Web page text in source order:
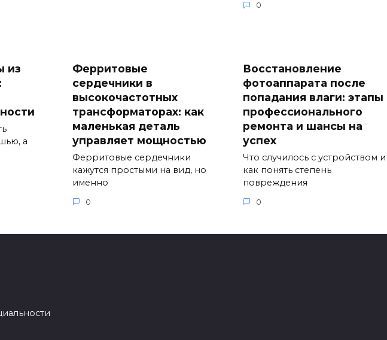
0
из
а
Ферритовые
сердечники в
высокочастотных
трансформаторах: как
маленькая деталь
управляет мощностью
Ферритовые сердечники
кажутся простыми на вид, но
именно
0
Восстановление
фотоаппарата после
попадания влаги: этапы
профессионального
ремонта и шансы на
успех
Что случилось с устройством и
как понять степень
повреждения
0